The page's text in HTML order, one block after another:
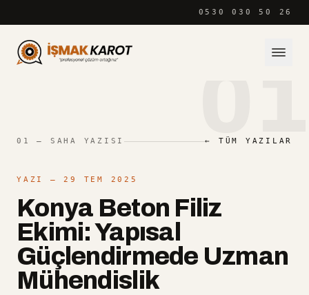
0530 030 50 26
01 — SAHA YAZISI ← TÜM YAZILAR
YAZI — 29 TEM 2025
Konya Beton Filiz
Ekimi: Yapısal
Güçlendirmede Uzman
Mühendislik